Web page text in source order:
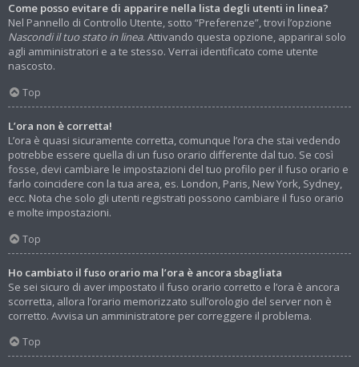
Come posso evitare di apparire nella lista degli utenti in linea?
Nel Pannello di Controllo Utente, sotto “Preferenze”, trovi l’opzione
Nascondi il tuo stato in linea. Attivando questa opzione, apparirai solo
agli amministratori e a te stesso. Verrai identificato come utente
nascosto.
Top
L’ora non è corretta!
L’ora è quasi sicuramente corretta, comunque l’ora che stai vedendo
potrebbe essere quella di un fuso orario differente dal tuo. Se così
fosse, devi cambiare le impostazioni del tuo profilo per il fuso orario e
farlo coincidere con la tua area, es. London, Paris, New York, Sydney,
ecc. Nota che solo gli utenti registrati possono cambiare il fuso orario
e molte impostazioni.
Top
Ho cambiato il fuso orario ma l’ora è ancora sbagliata
Se sei sicuro di aver impostato il fuso orario corretto e l’ora è ancora
scorretta, allora l’orario memorizzato sull’orologio del server non è
corretto. Avvisa un amministratore per correggere il problema.
Top